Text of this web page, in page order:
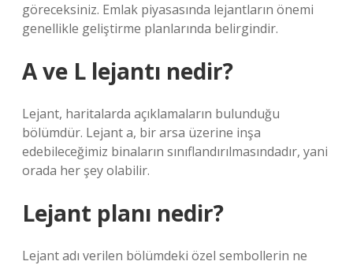
göreceksiniz. Emlak piyasasında lejantların önemi
genellikle geliştirme planlarında belirgindir.
A ve L lejantı nedir?
Lejant, haritalarda açıklamaların bulunduğu
bölümdür. Lejant a, bir arsa üzerine inşa
edebileceğimiz binaların sınıflandırılmasındadır, yani
orada her şey olabilir.
Lejant planı nedir?
Lejant adı verilen bölümdeki özel sembollerin ne